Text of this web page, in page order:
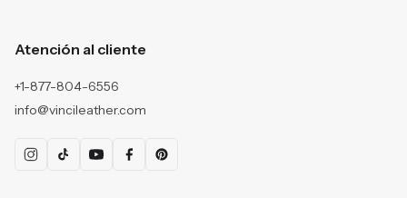
Atención al cliente
+1-877-804-6556
info@vincileather.com